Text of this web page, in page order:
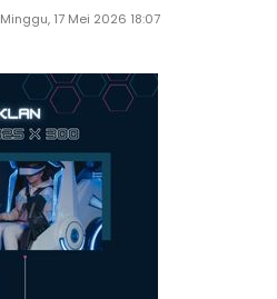
Minggu, 17 Mei 2026 18:07